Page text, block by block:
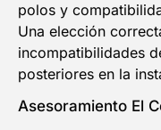
polos y
Una elección
incompatibilidades
posteriores en la
Asesoramiento El